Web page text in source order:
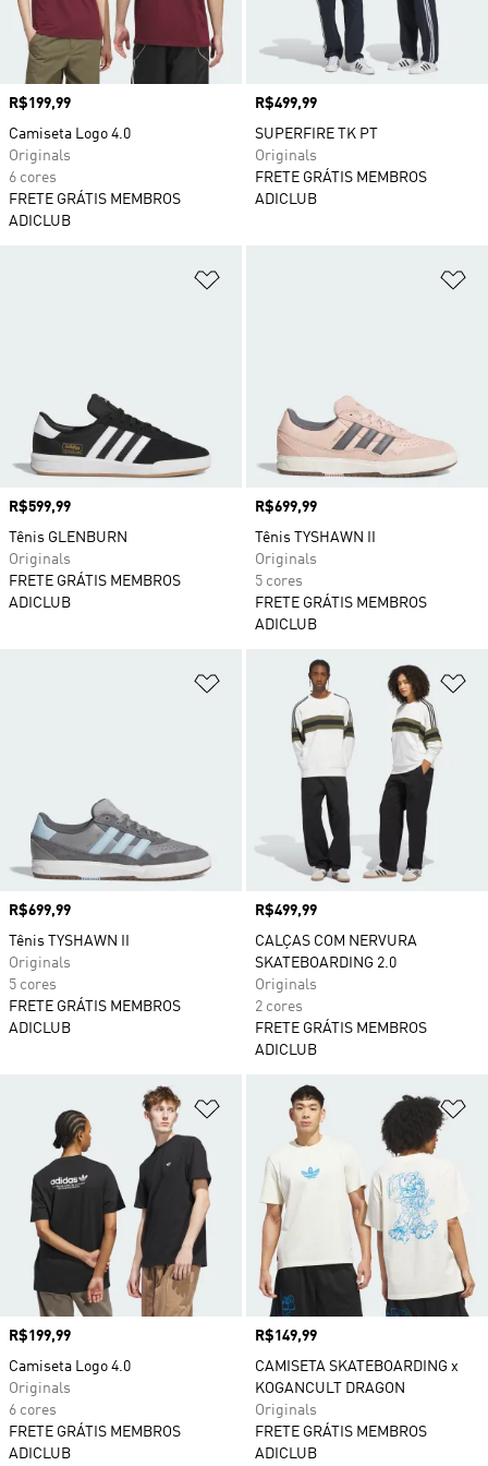
Preço
R$199,99
Camiseta Logo 4.0
Originals
6 cores
FRETE GRÁTIS MEMBROS
ADICLUB
Preço
R$499,99
SUPERFIRE TK PT
Originals
FRETE GRÁTIS MEMBROS
ADICLUB
Preço
R$599,99
Tênis GLENBURN
Originals
FRETE GRÁTIS MEMBROS
ADICLUB
Preço
R$699,99
Tênis TYSHAWN II
Originals
5 cores
FRETE GRÁTIS MEMBROS
ADICLUB
Adicionar à Lista de Desejos
Preço
R$699,99
Tênis TYSHAWN II
Originals
5 cores
FRETE GRÁTIS MEMBROS
ADICLUB
Preço
R$499,99
CALÇAS COM NERVURA
SKATEBOARDING 2.0
Originals
2 cores
FRETE GRÁTIS MEMBROS
ADICLUB
Adicionar à Lista de Desejos
Preço
R$199,99
Camiseta Logo 4.0
Originals
6 cores
FRETE GRÁTIS MEMBROS
ADICLUB
Preço
R$149,99
CAMISETA SKATEBOARDING x
KOGANCULT DRAGON
Originals
FRETE GRÁTIS MEMBROS
ADICLUB